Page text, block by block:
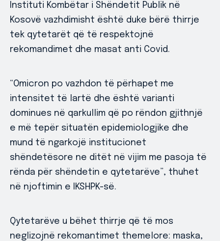
Instituti Kombëtar i Shëndetit Publik në
Kosovë vazhdimisht është duke bërë thirrje
tek qytetarët që të respektojnë
rekomandimet dhe masat anti Covid.
“Omicron po vazhdon të përhapet me
intensitet të lartë dhe është varianti
dominues në qarkullim që po rëndon gjithnjë
e më tepër situatën epidemiologjike dhe
mund të ngarkojë institucionet
shëndetësore ne ditët në vijim me pasoja të
rënda për shëndetin e qytetarëve”, thuhet
në njoftimin e IKSHPK-së.
Qytetarëve u bëhet thirrje që të mos
neglizojnë rekomantimet themelore: maska,